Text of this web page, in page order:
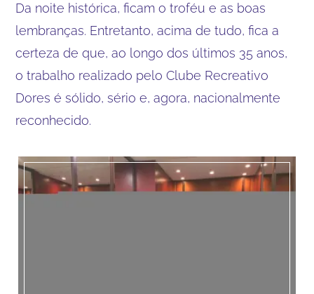
Da noite histórica, ficam o troféu e as boas
lembranças. Entretanto, acima de tudo, fica a
certeza de que, ao longo dos últimos 35 anos,
o trabalho realizado pelo Clube Recreativo
Dores é sólido, sério e, agora, nacionalmente
reconhecido.